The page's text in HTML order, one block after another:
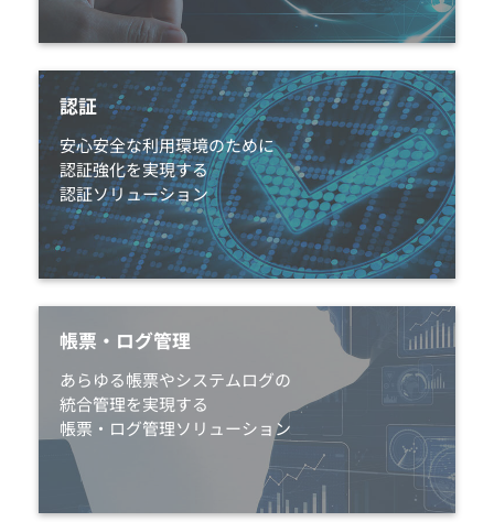
認証
安心安全な利用環境のために
認証強化を実現する
認証ソリューション
帳票・ログ管理
あらゆる帳票やシステムログの
統合管理を実現する
帳票・ログ管理ソリューション